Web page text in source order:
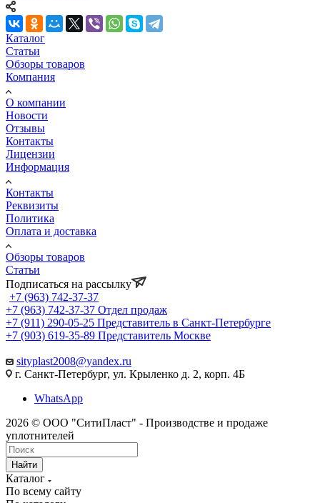
Каталог
Статьи
Обзоры товаров
Компания
О компании
Новости
Отзывы
Контакты
Лицензии
Информация
Контакты
Реквизиты
Политика
Оплата и доставка
Обзоры товаров
Статьи
Подписаться на рассылку
+7 (963) 742-37-37
+7 (963) 742-37-37 Отдел продаж
+7 (911) 290-05-25 Представитель в Санкт-Петербурге
+7 (903) 619-35-89 Представитель Москве
sityplast2008@yandex.ru
г. Санкт-Петербург, ул. Крыленко д. 2, корп. 4Б
WhatsApp
2026 © ООО "СитиПласт" - Производстве и продаже
уплотнителей
Найти
Каталог
По всему сайту